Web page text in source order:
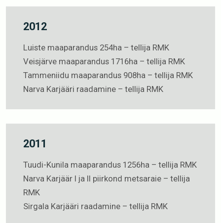
2012
Luiste maaparandus 254ha – tellija RMK
Veisjärve maaparandus 1716ha – tellija RMK
Tammeniidu maaparandus 908ha – tellija RMK
Narva Karjääri raadamine – tellija RMK
2011
Tuudi-Kunila maaparandus 1256ha – tellija RMK
Narva Karjäär I ja II piirkond metsaraie – tellija
RMK
Sirgala Karjääri raadamine – tellija RMK